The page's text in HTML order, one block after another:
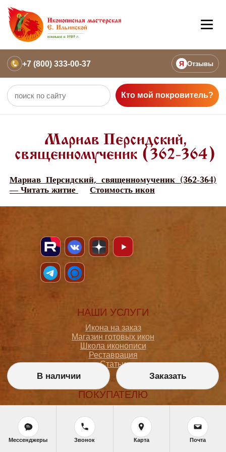
+7 (800) 333-00-37 Я Отзывы
Кто мой покровитель?
Мариав Персидский,
священномученик (362-364)
Мариав Персидский, священномученик (362-364)
— Читать житие
Стоимость икон
НАШИ УСЛУГИ
Икона на заказ
Магазин готовых икон
Школа иконописи
Реставрация
Статьи
ПОКУПАТЕЛЮ
Как сделать заказ
Доставка и оплата
Политика конфиденциальности
В наличии Заказать
Мессенджеры Звонок Карта Почта